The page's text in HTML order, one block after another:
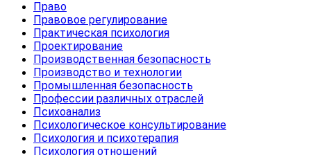
Право
Правовое регулирование
Практическая психология
Проектирование
Производственная безопасность
Производство и технологии
Промышленная безопасность
Профессии различных отраслей
Психоанализ
Психологическое консультирование
Психология и психотерапия
Психология отношений